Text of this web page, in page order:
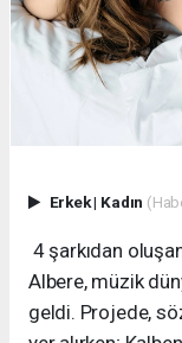
Erkek| Kadın
4 şarkıdan
Albere, müzik
geldi. Projede,